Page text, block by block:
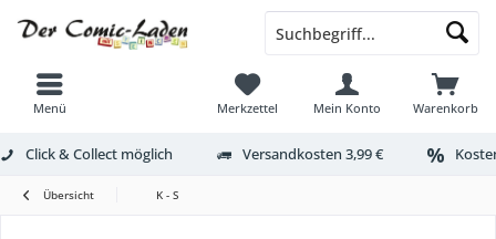
Menü Warenkorb
Merkzettel Mein Konto
Click & Collect möglich Versandkosten 3,99 €
Übersicht K - S